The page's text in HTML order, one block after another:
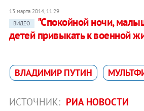
13 марта 2014, 11:29
ВИДЕО
"Спокойной ночи,
детей привыкать к военной
ВЛАДИМИР ПУТИН
ИСТОЧНИК: РИА НОВОСТИ